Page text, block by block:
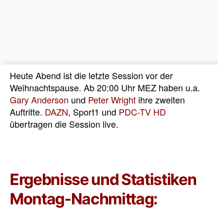
Heute Abend ist die letzte Session vor der
Weihnachtspause. Ab 20:00 Uhr MEZ haben u.a.
Gary Anderson und Peter Wright ihre zweiten
Auftritte. DAZN, Sport1 und PDC-TV HD
übertragen die Session live.
Ergebnisse und Statistiken
Montag-Nachmittag: